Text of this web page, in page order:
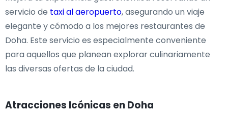
servicio de taxi al aeropuerto, asegurando un viaje
elegante y cómodo a los mejores restaurantes de
Doha. Este servicio es especialmente conveniente
para aquellos que planean explorar culinariamente
las diversas ofertas de la ciudad.
Atracciones Icónicas en Doha